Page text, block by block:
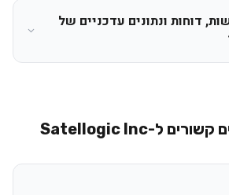
דוחות ונתונים עדכניים של
קשורים ל-Satellogic Inc